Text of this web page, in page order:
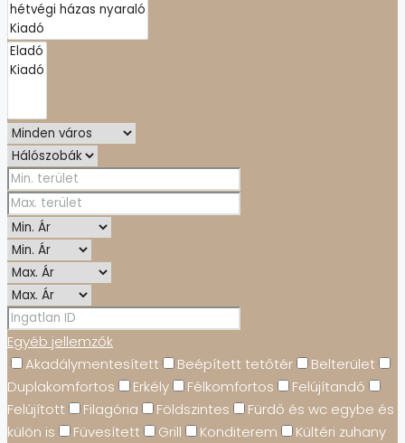
Egyéb jellemzők
Akadálymentesített
Beépített tetőtér
Belterület
Duplakomfortos
Erkély Félkomfortos
Felújítandó
Felújított
Filagória Földszintes
Fürdő és wc egybe és
külön is
Füvesített Grill Konditerem
Kültéri zuhany